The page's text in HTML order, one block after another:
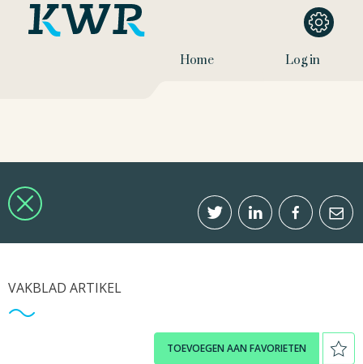
Home Log in
VAKBLAD ARTIKEL
TOEVOEGEN AAN FAVORIETEN